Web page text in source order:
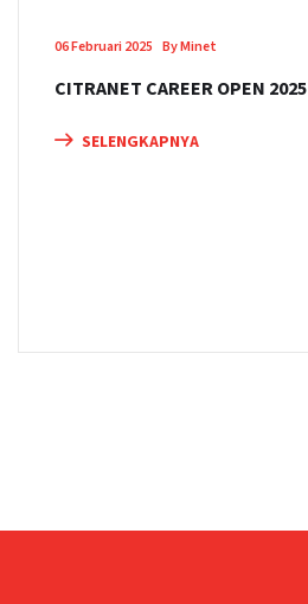
06 Februari 2025 By Minet
CITRANET CAREER OPEN 2025
SELENGKAPNYA